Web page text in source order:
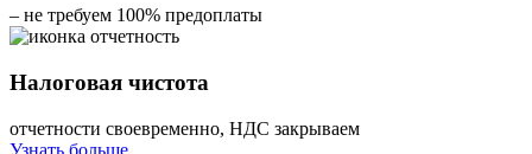
– не требуем 100% предоплаты
Налоговая чистота
отчетности своевременно, НДС закрываем
Узнать больше